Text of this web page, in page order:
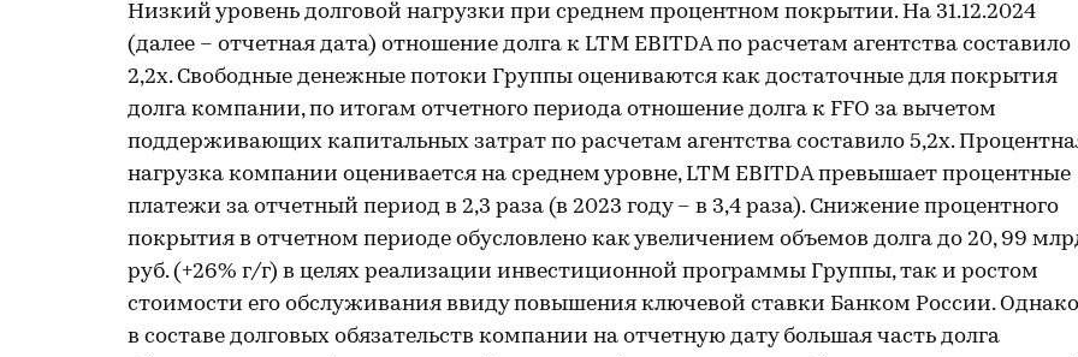
Низкий уровень долговой нагрузки при среднем процентном покрытии. На 31.12.2024
(далее – отчетная дата) отношение долга к LTM EBITDA по расчетам агентства составило
2,2х. Свободные денежные потоки Группы оцениваются как достаточные для покрытия
долга компании, по итогам отчетного периода отношение долга к FFO за вычетом
поддерживающих капитальных затрат по расчетам агентства составило 5,2х.
нагрузка компании оценивается на среднем уровне, LTM EBITDA превышает процентные
платежи за отчетный период в 2,3 раза (в 2023 году – в 3,4 раза). Снижение процентного
покрытия в отчетном периоде обусловлено как увеличением объемов долга до 20, 99
руб. (+26% г/г) в целях реализации инвестиционной программы Группы, так и ростом
стоимости его обслуживания ввиду повышения ключевой ставки Банком России. Однако
в составе долговых обязательств компании на отчетную дату большая часть долга